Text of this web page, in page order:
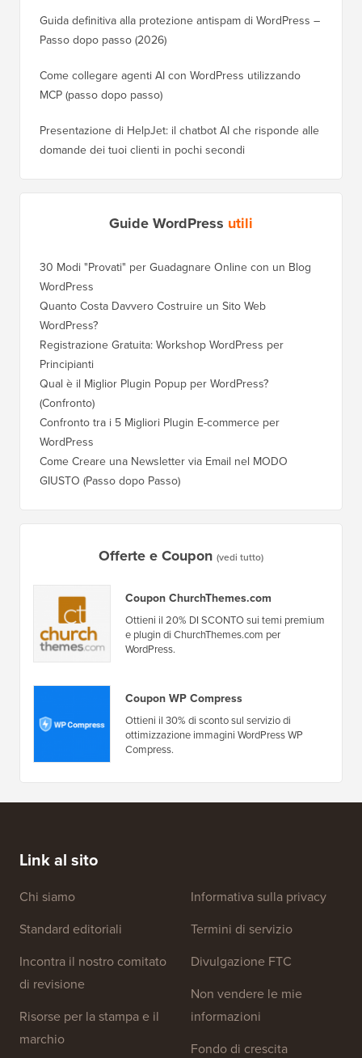
Guida definitiva alla protezione antispam di WordPress –
Passo dopo passo (2026)
Come collegare agenti AI con WordPress utilizzando
MCP (passo dopo passo)
Presentazione di HelpJet: il chatbot AI che risponde alle
domande dei tuoi clienti in pochi secondi
Guide WordPress utili
30 Modi "Provati" per Guadagnare Online con un Blog
WordPress
Quanto Costa Davvero Costruire un Sito Web
WordPress?
Registrazione Gratuita: Workshop WordPress per
Principianti
Qual è il Miglior Plugin Popup per WordPress?
(Confronto)
Confronto tra i 5 Migliori Plugin E-commerce per
WordPress
Come Creare una Newsletter via Email nel MODO
GIUSTO (Passo dopo Passo)
Offerte e Coupon (vedi tutto)
Coupon ChurchThemes.com
Ottieni il 20% DI SCONTO sui temi premium
e plugin di ChurchThemes.com per
WordPress.
Coupon WP Compress
Ottieni il 30% di sconto sul servizio di
ottimizzazione immagini WordPress WP
Compress.
Link al sito
Chi siamo
Standard editoriali
Incontra il nostro comitato
di revisione
Risorse per la stampa e il
marchio
Informativa sulla privacy
Termini di servizio
Divulgazione FTC
Non vendere le mie
informazioni
Fondo di crescita